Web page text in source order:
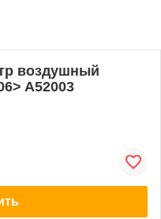
воздушный
A52003